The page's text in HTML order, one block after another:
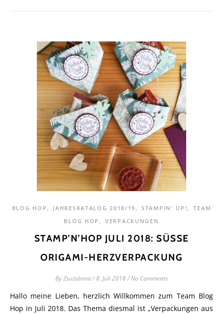
BLOG HOP , JAHRESKATALOG 2018/19 ,STAMPIN' UP! ,TEAM
BLOG HOP ,VERPACKUNGEN
STAMP’N’HOP JULI 2018: SÜSSE O
RIGAMI-HERZVERPACKUNG
ByZsuzsánna/8. Juli 2018/No Comments
Hallo meine Lieben, herzlich Willkommen zum Team Blog
Hop in Juli 2018. Das Thema diesmal ist „Verpackungen aus